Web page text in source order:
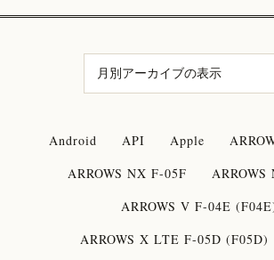
Android API Apple
ARROWS NX F-05F
ARROWS V F-04E
ARROWS X LTE F-05D (F05D)